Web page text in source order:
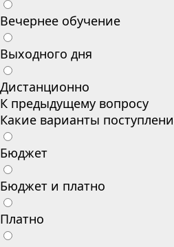
Вечернее обучение
Выходного дня
Дистанционно
К предыдущему вопросу
Какие варианты
Бюджет
Бюджет и платно
Платно